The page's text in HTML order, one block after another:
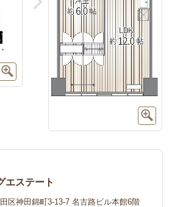
エステート
区神田錦町3-13-7 名古路ビル本館6階